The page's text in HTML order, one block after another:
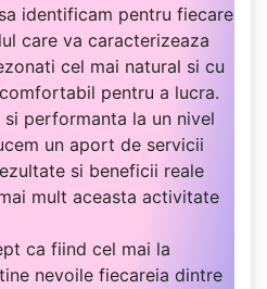
identificam pentru fiecare
care va caracterizeaza
cel mai natural si cu
pentru a lucra.
performanta la un nivel
un aport de servicii
si beneficii reale
mult aceasta activitate
ca fiind cel mai la
nevoile fiecareia dintre